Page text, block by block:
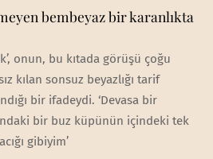
bembeyaz bir karanlıkta
onun, bu kıtada görüşü çoğu
kılan sonsuz beyazlığı tarif
bir ifadeydi. ‘Devasa bir
bir buz küpünün içindeki tek
gibiyim’